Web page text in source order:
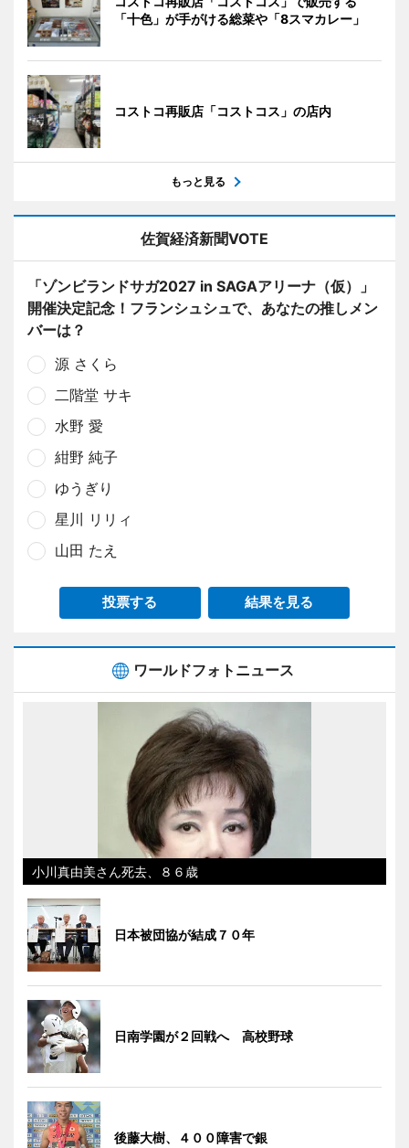
「十色」が手がける総菜や「8スマカレー」
コストコ再販店「コストコス」の店内
もっと見る
佐賀経済新聞VOTE
「ゾンビランドサガ2027 in SAGAアリーナ（仮）」
開催決定記念！フランシュシュで、あなたの推しメン
バーは？
源 さくら
二階堂 サキ
水野 愛
紺野 純子
ゆうぎり
星川 リリィ
山田 たえ
投票する 結果を見る
ワールドフォトニュース
小川真由美さん死去、８６歳
日本被団協が結成７０年
日南学園が２回戦へ 高校野球
後藤大樹、４００障害で銀